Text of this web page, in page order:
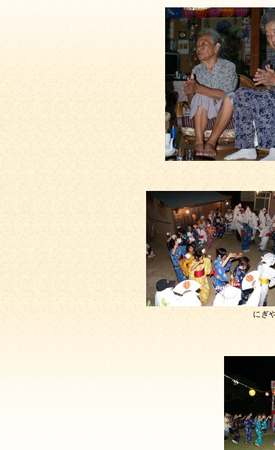
にぎ